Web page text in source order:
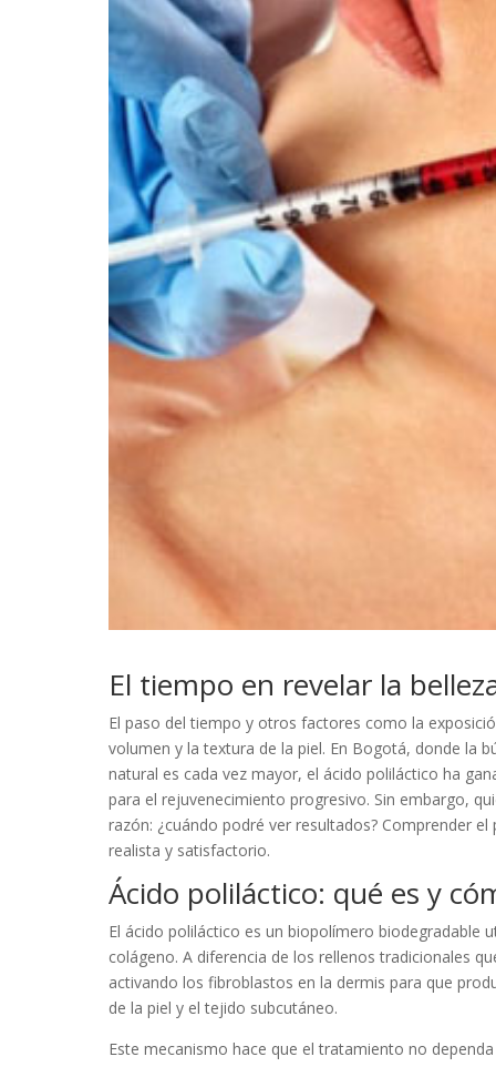
El tiempo en revelar la
El paso del tiempo y otros factores como la
volumen y la textura de la piel. En Bogotá, donde la
natural es cada vez mayor, el ácido poliláctico ha
para el rejuvenecimiento progresivo. Sin embargo,
razón: ¿cuándo podré ver resultados? Comprender
realista y satisfactorio.
Ácido poliláctico: qué es y
El ácido poliláctico es un biopolímero biodegradable
colágeno. A diferencia de los rellenos tradicionales
activando los fibroblastos en la dermis para que
de la piel y el tejido subcutáneo.
Este mecanismo hace que el tratamiento no